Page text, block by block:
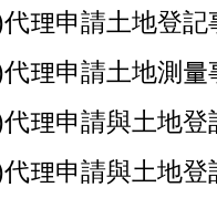
理申請土地登記
理申請土地測量
理申請與土地
理申請與土地